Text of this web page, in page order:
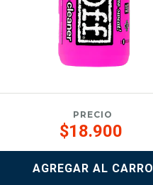
PRECIO
$18.900
AGREGAR AL CARRO